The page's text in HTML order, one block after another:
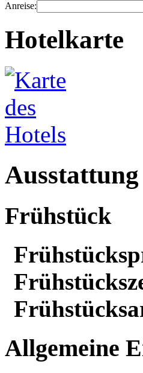
Anreise:
Hotelkarte
Ausstattung
Frühstück
Allgemeine